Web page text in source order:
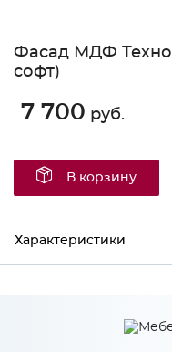
Фасад МДФ
софт)
7 700 руб.
В корзину
Характеристики
Производитель